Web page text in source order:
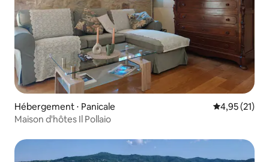
Hébergement ⋅ Panicale Évaluation
4,95 (21)
Maison d'hôtes Il Pollaio